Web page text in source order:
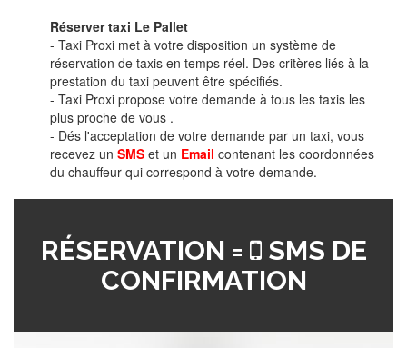
Réserver taxi Le Pallet
- Taxi Proxi met à votre disposition un système de
réservation de taxis en temps réel. Des critères liés à la
prestation du taxi peuvent être spécifiés.
- Taxi Proxi propose votre demande à tous les taxis les
plus proche de vous .
- Dés l'acceptation de votre demande par un taxi, vous
recevez un SMS et un Email contenant les coordonnées
du chauffeur qui correspond à votre demande.
RÉSERVATION =
SMS DE
CONFIRMATION